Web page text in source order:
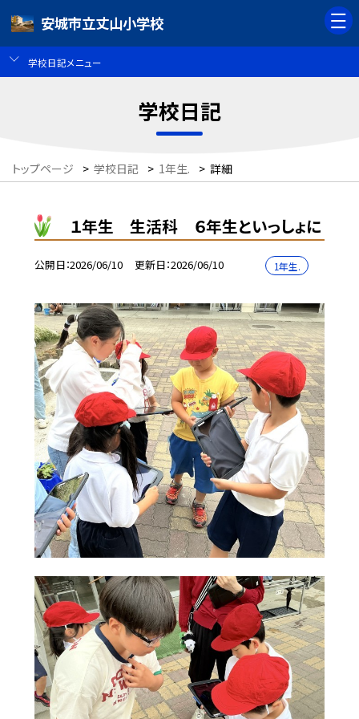
安城市立丈山小学校
学校日記メニュー
学校日記
トップページ > 学校日記 > 1年生. > 詳細
１年生 生活科 ６年生といっしょに
公開日 2026/06/10 更新日 2026/06/10 1年生.